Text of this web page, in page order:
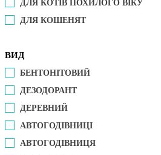
ДЛЯ КОТІВ ПОХИЛОГО ВІКУ
ДЛЯ КОШЕНЯТ
ВИД
БЕНТОНІТОВИЙ
ДЕЗОДОРАНТ
ДЕРЕВНИЙ
АВТОГОДІВНИЦІ
АВТОГОДІВНИЦЯ